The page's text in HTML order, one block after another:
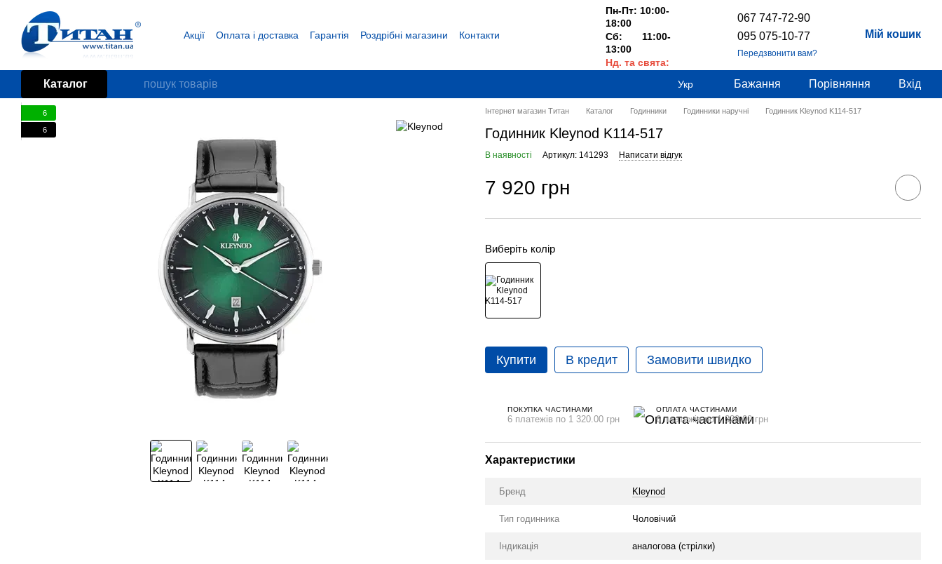
Перейти до основного контенту
Акції Оплата і доставка Гарантія Роздрібні магазини
Контакти
Пн-Пт: 10:00-
18:00
Сб: 11:00-
13:00
Нд. та свята:
067 747-72-90
095 075-10-77
Передзвонити вам?
Мій кошик
Каталог Укр Бажання Порівняння Вхід
6
6
Інтернет магазин Титан Каталог Годинники Годинники наручні Годинник Kleynod K114-517
Годинник Kleynod K114-517
В наявності Артикул: 141293 Написати відгук
7 920 грн
Виберіть колір
Купити В кредит Замовити швидко
ПОКУПКА ЧАСТИНАМИ
6 платежів по 1 320.00 грн
ОПЛАТА ЧАСТИНАМИ
6 платежів по 1 320.00 грн
Характеристики
Бренд Kleynod
Тип годинника Чоловічий
Індикація аналогова (стрілки)